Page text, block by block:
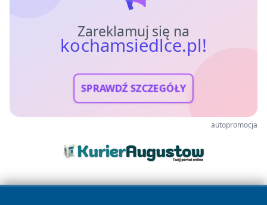
Zareklamuj się na
kochamsiedlce.pl!
SPRAWDŹ SZCZEGÓŁY
autopromocja